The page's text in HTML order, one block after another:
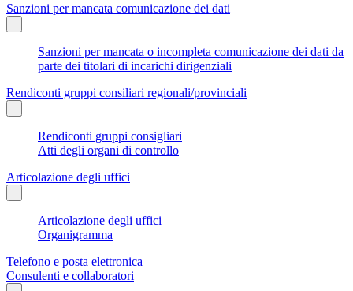
Sanzioni per mancata comunicazione dei dati
Sanzioni per mancata o incompleta comunicazione dei dati da
parte dei titolari di incarichi dirigenziali
Rendiconti gruppi consiliari regionali/provinciali
Rendiconti gruppi consigliari
Atti degli organi di controllo
Articolazione degli uffici
Articolazione degli uffici
Organigramma
Telefono e posta elettronica
Consulenti e collaboratori